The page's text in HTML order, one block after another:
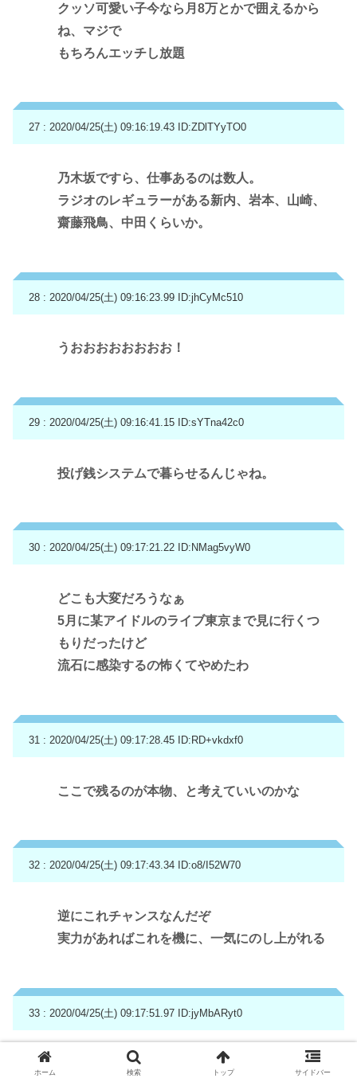
クッソ可愛い子今なら月8万とかで囲えるから
ね、マジで
もちろんエッチし放題
27 : 2020/04/25(土) 09:16:19.43 ID:ZDlTYyTO0
乃木坂ですら、仕事あるのは数人。
ラジオのレギュラーがある新内、岩本、山崎、
齋藤飛鳥、中田くらいか。
28 : 2020/04/25(土) 09:16:23.99 ID:jhCyMc510
うおおおおおおおお！
29 : 2020/04/25(土) 09:16:41.15 ID:sYTna42c0
投げ銭システムで暮らせるんじゃね。
30 : 2020/04/25(土) 09:17:21.22 ID:NMag5vyW0
どこも大変だろうなぁ
5月に某アイドルのライブ東京まで見に行くつ
もりだったけど
流石に感染するの怖くてやめたわ
31 : 2020/04/25(土) 09:17:28.45 ID:RD+vkdxf0
ここで残るのが本物、と考えていいのかな
32 : 2020/04/25(土) 09:17:43.34 ID:o8/I52W70
逆にこれチャンスなんだぞ
実力があればこれを機に、一気にのし上がれる
33 : 2020/04/25(土) 09:17:51.97 ID:jyMbARyt0
アマゾンみたいな宅配も募集多いぞ
ホーム 検索 トップ サイドバー